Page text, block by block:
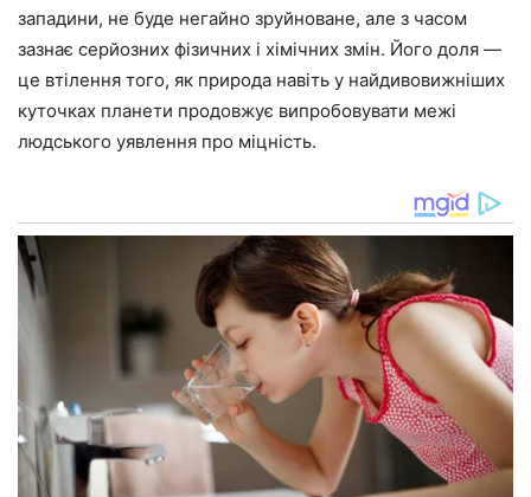
западини, не буде негайно зруйноване, але з часом
зазнає серйозних фізичних і хімічних змін. Його доля —
це втілення того, як природа навіть у найдивовижніших
куточках планети продовжує випробовувати межі
людського уявлення про міцність.